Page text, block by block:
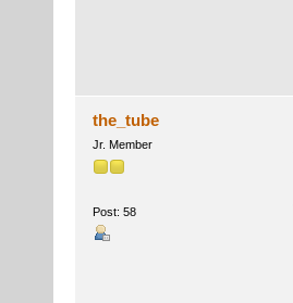
the_tube
Jr. Member
Post: 58